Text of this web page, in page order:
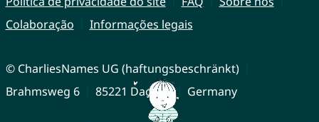
Colaboração
Informações legais
© CharliesNames UG (haftungsbeschränkt)
Brahmsweg 6
85221 Dachau Germany